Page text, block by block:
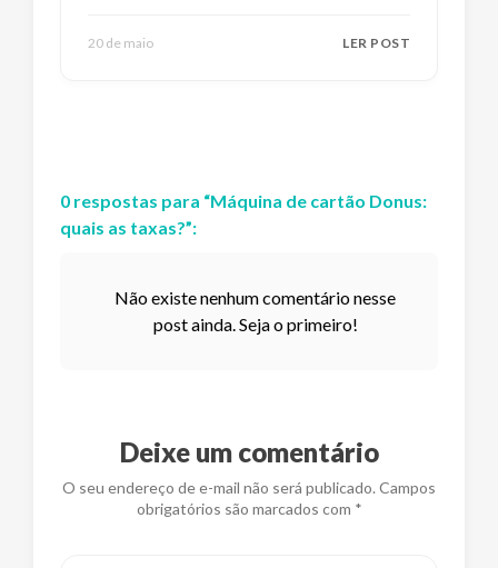
20 de maio LER POST
0 respostas para “Máquina de cartão Donus:
quais as taxas?”:
Não existe nenhum comentário nesse
post ainda. Seja o primeiro!
Deixe um comentário
O seu endereço de e-mail não será publicado. Campos
obrigatórios são marcados com *